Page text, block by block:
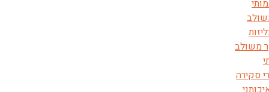
משולב
סקירה